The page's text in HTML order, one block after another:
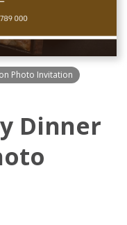
Photo Invitation
Dinner